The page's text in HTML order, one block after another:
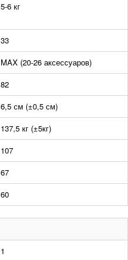
5-6 кг
33
MAX (20-26 аксессуаров)
82
6,5 см (±0,5 см)
137,5 кг (±5кг)
107
67
60
1